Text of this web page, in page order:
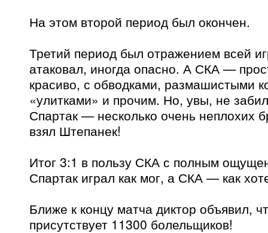
На этом второй период был окончен.
Третий период был отражением всей
атаковал, иногда опасно. А СКА —
красиво, с обводками, размашистыми
«улитками» и прочим. Но, увы, не
Спартак — несколько очень неплохих
взял Штепанек!
Итог 3:1 в пользу СКА с полным
Спартак играл как мог, а СКА — как
Ближе к концу матча диктор объявил,
присутствует 11300 болельщиков!